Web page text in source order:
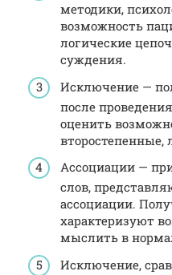
методики,
возможность
логические
суждения.
Исключение —
после
оценить
второстепенные,
Ассоциации —
слов,
ассоциации.
характеризуют
мыслить в
Исключение,